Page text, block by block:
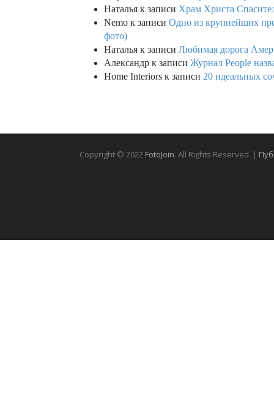
Наталья к записи Храм Христа
Nemo к записи Одно из крупнейших
фото)
Наталья к записи Любимая дорога
Александр к записи Журнал People
Home Interiors к записи 20 идеальных
Copyright © 2022 FotoJoin. All Rights Reserved. |